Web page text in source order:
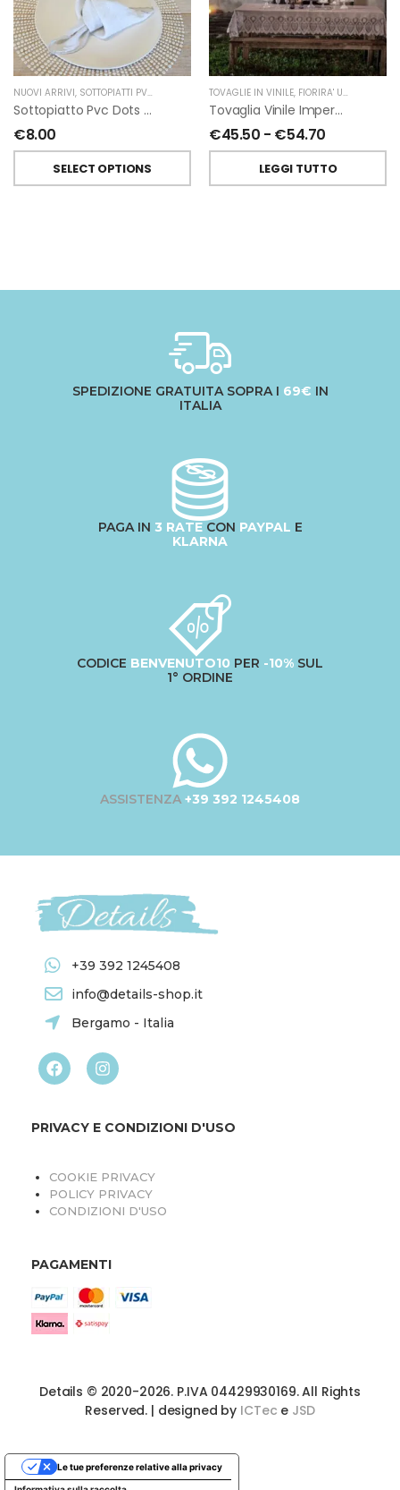
NUOVI ARRIVI, SOTTOPIATTI PVC FIORIRA' UN GIARDINO
Sottopiatto Pvc Dots Di Fiorirà Un Giardino
€8.00
SELECT OPTIONS
TOVAGLIE IN VINILE, FIORIRA' UN GIARDINO
Tovaglia Vinile Impermeabile Pizzo Colore Marrone Chiaro Di Fiorirà Un Giardino
€45.50 - €54.70
LEGGI TUTTO
SPEDIZIONE GRATUITA SOPRA I 69€ IN
ITALIA
PAGA IN 3 RATECON PAYPAL E
KLARNA
CODICE BENVENUTO10 PER -10% SUL
1° ORDINE
ASSISTENZA +39 392 1245408
+39 392 1245408
info@details-shop.it
Bergamo - Italia
PRIVACY E CONDIZIONI D'USO
COOKIE PRIVACY
POLICY PRIVACY
CONDIZIONI D'USO
PAGAMENTI
Details © 2020-2026. P.IVA 04429930169. All Rights
Reserved. | designed by ICTec e JSD
Le tue preferenze relative alla privacy